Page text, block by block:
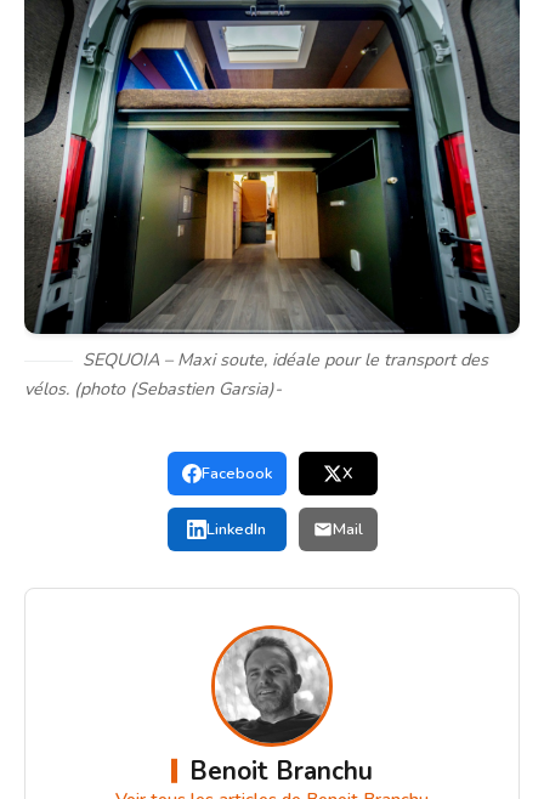
SEQUOIA – Maxi soute, idéale pour le transport des
vélos. (photo (Sebastien Garsia)-
Facebook X
LinkedIn Mail
Benoit Branchu